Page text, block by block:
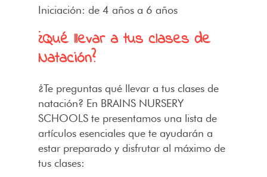
Iniciación: de 4 años a 6 años
¿Qué llevar a tus clases de
Natación?
¿Te preguntas qué llevar a tus clases de
natación? En BRAINS NURSERY
SCHOOLS te presentamos una lista de
artículos esenciales que te ayudarán a
estar preparado y disfrutar al máximo de
tus clases: